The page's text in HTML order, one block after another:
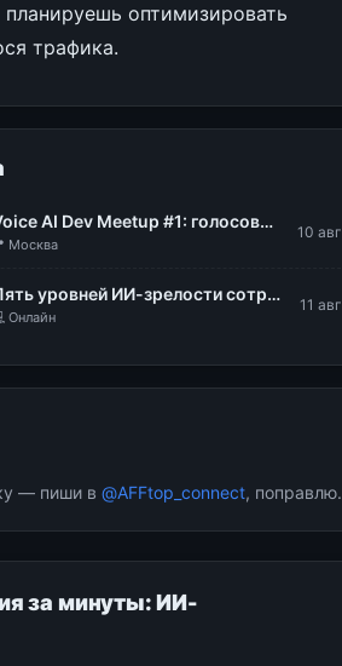
оптимизировать
трафика.
Voice AI Dev Meetup #1: голосовые технологии в продакшене
Москва
10 авг
Пять уровней ИИ-зрелости сотрудников: диагностика, типовые барьеры, роли в ИИ-трансформации
Онлайн
11 авг
— пиши в @AFFtop_connect, поправлю.
за минуты: ИИ-